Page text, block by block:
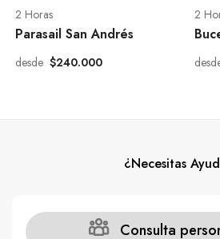
2 Horas
Parasail San Andrés
desde $240.000
2
¿Necesitas
Consulta